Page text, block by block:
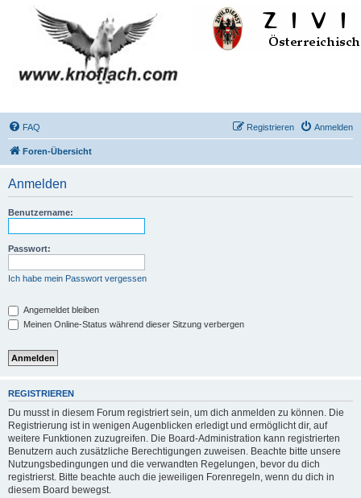
FAQ Anmelden
Registrieren
Foren-Übersicht
Anmelden
Benutzername:
Passwort:
Ich habe mein Passwort vergessen
Angemeldet bleiben
Meinen Online-Status während dieser Sitzung verbergen
REGISTRIEREN
Du musst in diesem Forum registriert sein, um dich anmelden zu können. Die
Registrierung ist in wenigen Augenblicken erledigt und ermöglicht dir, auf
weitere Funktionen zuzugreifen. Die Board-Administration kann registrierten
Benutzern auch zusätzliche Berechtigungen zuweisen. Beachte bitte unsere
Nutzungsbedingungen und die verwandten Regelungen, bevor du dich
registrierst. Bitte beachte auch die jeweiligen Forenregeln, wenn du dich in
diesem Board bewegst.